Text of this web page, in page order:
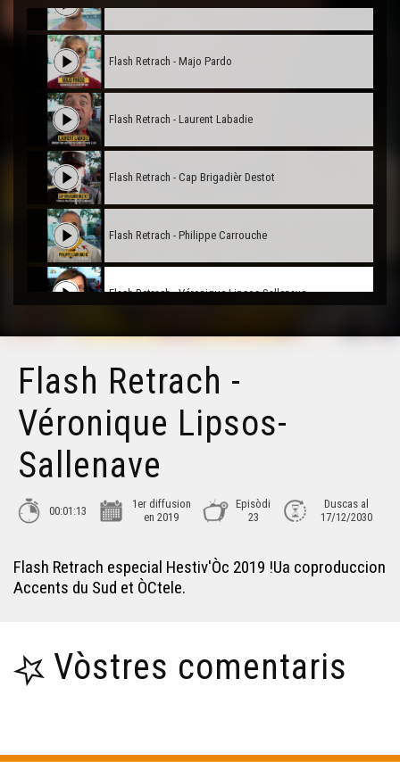
Flash Retrach - Majo Pardo
Flash Retrach - Laurent Labadie
Flash Retrach - Cap Brigadièr Destot
Flash Retrach - Philippe Carrouche
Flash Retrach - Véronique Lipsos-Sallenave
Flash Retrach -
Véronique Lipsos-
Sallenave
00:01:13
1er diffusion
en 2019
Episòdi
23
Duscas al
17/12/2030
Flash Retrach especial Hestiv'Òc 2019 !Ua coproduccion
Accents du Sud et ÒCtele.
Vòstres comentaris